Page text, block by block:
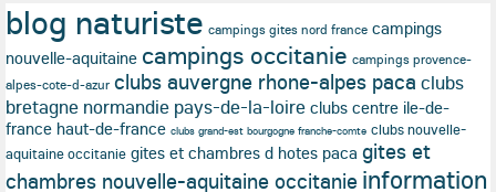
blog naturiste campings gites nord france campings
nouvelle-aquitaine campings occitanie campings provence-
alpes-cote-d-azur clubs auvergne rhone-alpes paca clubs
bretagne normandie pays-de-la-loire clubs centre ile-de-
france haut-de-france clubs grand-est bourgogne franche-comte clubs nouvelle-
aquitaine occitanie gites et chambres d hotes paca gites et
chambres nouvelle-aquitaine occitanie information